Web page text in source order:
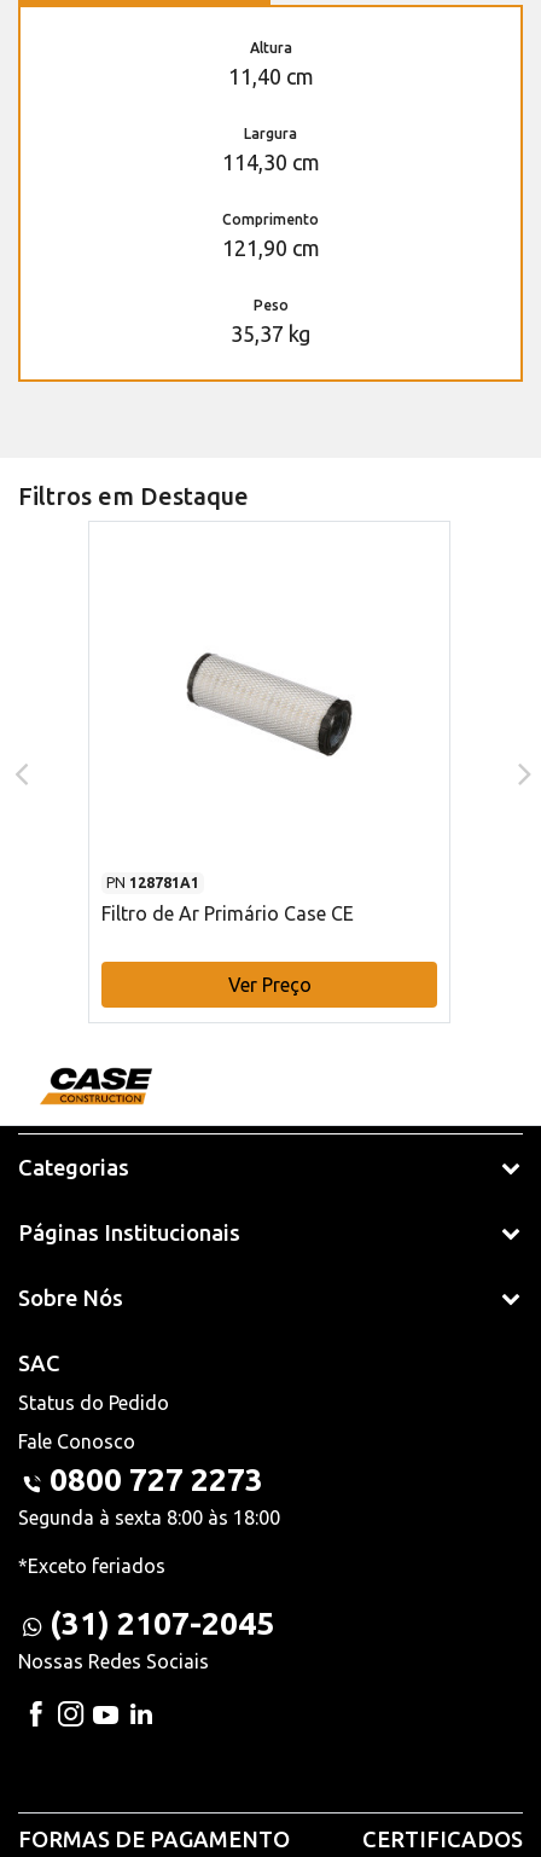
Altura
11,40 cm
Largura
114,30 cm
Comprimento
121,90 cm
Peso
35,37 kg
Filtros em Destaque
PN 128781A1
Filtro de Ar Primário Case CE
Ver Preço
Categorias
Páginas Institucionais
Sobre Nós
SAC
Status do Pedido
Fale Conosco
0800 727 2273
Segunda à sexta 8:00 às 18:00
*Exceto feriados
(31) 2107-2045
Nossas Redes Sociais
FORMAS DE PAGAMENTO CERTIFICADOS